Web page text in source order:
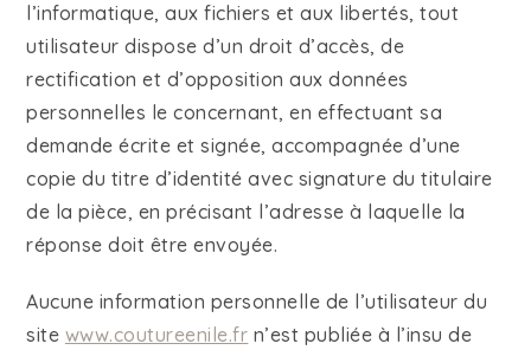
l’informatique, aux fichiers et aux libertés, tout
utilisateur dispose d’un droit d’accès, de
rectification et d’opposition aux données
personnelles le concernant, en effectuant sa
demande écrite et signée, accompagnée d’une
copie du titre d’identité avec signature du titulaire
de la pièce, en précisant l’adresse à laquelle la
réponse doit être envoyée.
Aucune information personnelle de l’utilisateur du
site www.coutureenile.fr n’est publiée à l’insu de